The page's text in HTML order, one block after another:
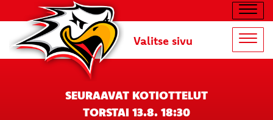
Valitse sivu
SEURAAVAT KOTIOTTELUT
TORSTAI 13.8. 18:30